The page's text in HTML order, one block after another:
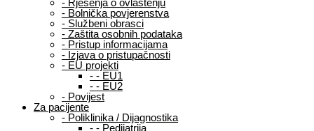
- Rješenja o ovlaštenju
- Bolnička povjerenstva
- Službeni obrasci
- Zaštita osobnih podataka
- Pristup informacijama
- Izjava o pristupačnosti
- EU projekti
- - EU1
- - EU2
- Povijest
Za pacijente
- Poliklinika / Dijagnostika
- - Pedijatrija